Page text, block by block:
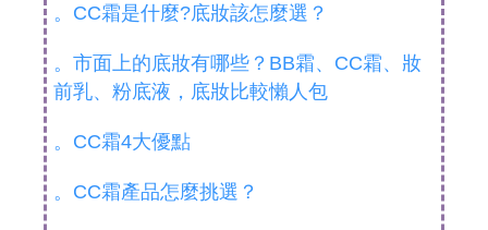
。CC霜是什麼?底妝該怎麼選？
。市面上的底妝有哪些？BB霜、CC霜、妝
前乳、粉底液，底妝比較懶人包
。CC霜4大優點
。CC霜產品怎麼挑選？